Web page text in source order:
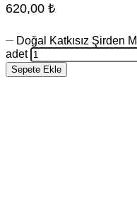
620,00 ₺
Doğal Katkısız Şirden
adet
Sepete Ekle